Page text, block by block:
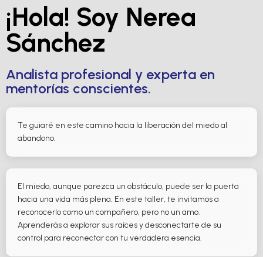
¡Hola! Soy Nerea
Sánchez
Analista profesional y experta en
mentorías conscientes.
Te guiaré en este camino hacia la liberación del miedo al
abandono.
El miedo, aunque parezca un obstáculo, puede ser la puerta
hacia una vida más plena. En este taller, te invitamos a
reconocerlo como un compañero, pero no un amo.
Aprenderás a explorar sus raíces y desconectarte de su
control para reconectar con tu verdadera esencia.